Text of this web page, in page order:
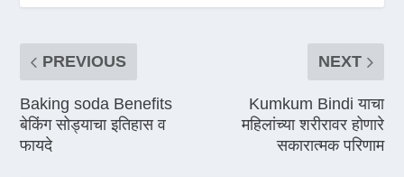
PREVIOUS
Baking soda Benefits
बेकिंग सोड्याचा इतिहास व
फायदे
NEXT
Kumkum Bindi याचा
महिलांच्या शरीरावर होणारे
सकारात्मक परिणाम